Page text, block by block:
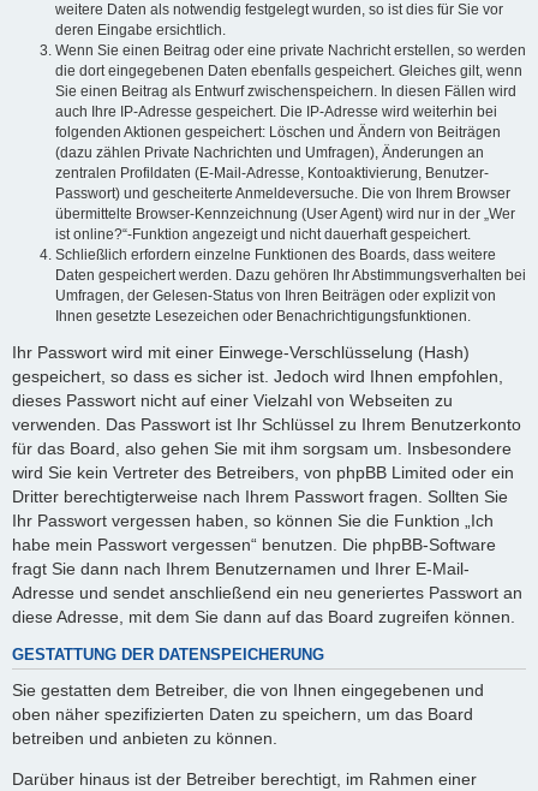
weitere Daten als notwendig festgelegt wurden, so ist dies für Sie vor
deren Eingabe ersichtlich.
Wenn Sie einen Beitrag oder eine private Nachricht erstellen, so werden
die dort eingegebenen Daten ebenfalls gespeichert. Gleiches gilt, wenn
Sie einen Beitrag als Entwurf zwischenspeichern. In diesen Fällen wird
auch Ihre IP-Adresse gespeichert. Die IP-Adresse wird weiterhin bei
folgenden Aktionen gespeichert: Löschen und Ändern von Beiträgen
(dazu zählen Private Nachrichten und Umfragen), Änderungen an
zentralen Profildaten (E-Mail-Adresse, Kontoaktivierung, Benutzer-
Passwort) und gescheiterte Anmeldeversuche. Die von Ihrem Browser
übermittelte Browser-Kennzeichnung (User Agent) wird nur in der „Wer
ist online?“-Funktion angezeigt und nicht dauerhaft gespeichert.
Schließlich erfordern einzelne Funktionen des Boards, dass weitere
Daten gespeichert werden. Dazu gehören Ihr Abstimmungsverhalten bei
Umfragen, der Gelesen-Status von Ihren Beiträgen oder explizit von
Ihnen gesetzte Lesezeichen oder Benachrichtigungsfunktionen.
Ihr Passwort wird mit einer Einwege-Verschlüsselung (Hash)
gespeichert, so dass es sicher ist. Jedoch wird Ihnen empfohlen,
dieses Passwort nicht auf einer Vielzahl von Webseiten zu
verwenden. Das Passwort ist Ihr Schlüssel zu Ihrem Benutzerkonto
für das Board, also gehen Sie mit ihm sorgsam um. Insbesondere
wird Sie kein Vertreter des Betreibers, von phpBB Limited oder ein
Dritter berechtigterweise nach Ihrem Passwort fragen. Sollten Sie
Ihr Passwort vergessen haben, so können Sie die Funktion „Ich
habe mein Passwort vergessen“ benutzen. Die phpBB-Software
fragt Sie dann nach Ihrem Benutzernamen und Ihrer E-Mail-
Adresse und sendet anschließend ein neu generiertes Passwort an
diese Adresse, mit dem Sie dann auf das Board zugreifen können.
GESTATTUNG DER DATENSPEICHERUNG
Sie gestatten dem Betreiber, die von Ihnen eingegebenen und
oben näher spezifizierten Daten zu speichern, um das Board
betreiben und anbieten zu können.
Darüber hinaus ist der Betreiber berechtigt, im Rahmen einer